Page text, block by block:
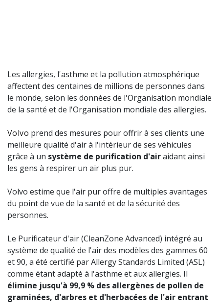
Les allergies, l'asthme et la pollution atmosphérique
affectent des centaines de millions de personnes dans
le monde, selon les données de l'Organisation mondiale
de la santé et de l'Organisation mondiale des allergies.
Volvo prend des mesures pour offrir à ses clients une
meilleure qualité d'air à l'intérieur de ses véhicules
grâce à un système de purification d'airaidant ainsi
les gens à respirer un air plus pur.
Volvo estime que l'air pur offre de multiples avantages
du point de vue de la santé et de la sécurité des
personnes.
Le Purificateur d'air (CleanZone Advanced) intégré au
système de qualité de l'air des modèles des gammes 60
et 90, a été certifié par Allergy Standards Limited (ASL)
comme étant adapté à l'asthme et aux allergies. Il
élimine jusqu'à 99,9 % des allergènes de pollen de
graminées, d'arbres et d'herbacées de l'air entrant